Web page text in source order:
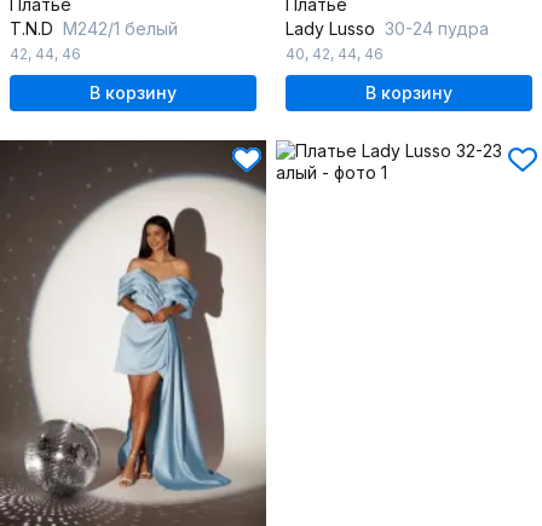
Платье
T.N.D М242/1 белый
42, 44, 46
В корзину
Платье
Lady Lusso 30-24 пудра
40, 42, 44, 46
В корзину